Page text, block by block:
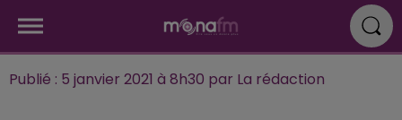
Publié : 5 janvier 2021 à 8h30 par La rédaction